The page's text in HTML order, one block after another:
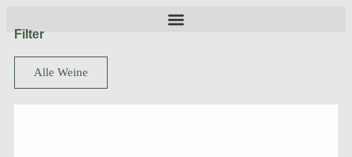
Filter
Alle Weine